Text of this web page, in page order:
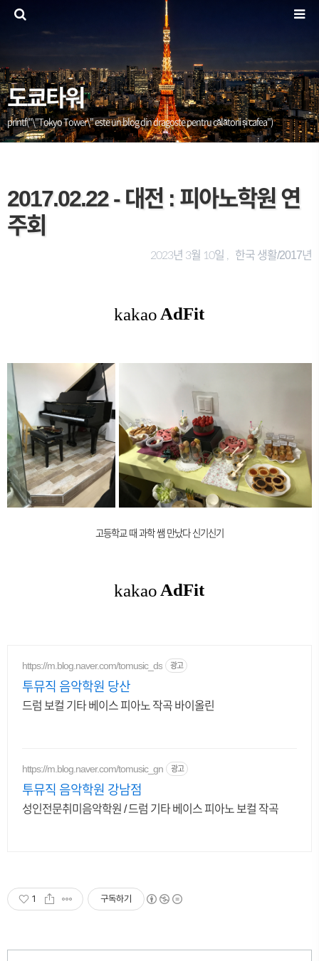
도쿄타워
printf("\"Tokyo Tower\" este un blog din dragoste pentru călătorii și cafea")
2017.02.22 - 대전 : 피아노학원 연
주회
2023년 3월 10일 , 한국 생활/2017년
고등학교 때 과학 쌤 만났다 신기신기
https://m.blog.naver.com/tomusic_ds 광고
투뮤직 음악학원 당산
드럼 보컬 기타 베이스 피아노 작곡 바이올린
https://m.blog.naver.com/tomusic_gn 광고
투뮤직 음악학원 강남점
성인전문취미음악학원 / 드럼 기타 베이스 피아노 보컬 작곡
1 구독하기